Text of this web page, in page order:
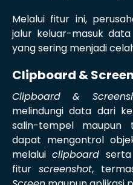
Melalui fitur ini,
jalur keluar-masuk
yang sering menjadi
Clipboard &
Clipboard &
melindungi data dari
salin-tempel maupun
dapat mengontrol
melaluiclipboard
fitur screenshot,